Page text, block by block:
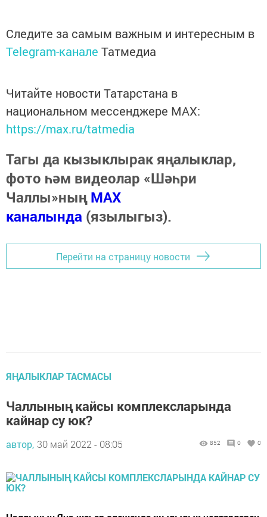
Следите за самым важным и интересным в
Telegram-канале Татмедиа
Читайте новости Татарстана в
национальном мессенджере MАХ:
https://max.ru/tatmedia
Тагы да кызыклырак яңалыклар,
фото һәм видеолар «Шәһри
Чаллы»ныңMAX
каналында (язылыгыз).
Перейти на страницу новости
ЯҢАЛЫКЛАР ТАСМАСЫ
Чаллының кайсы комплексларында
кайнар су юк?
автор, 30 май 2022 - 08:05 852 0 0